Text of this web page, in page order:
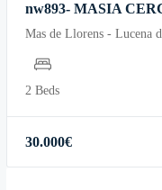
nw893- MASIA
Mas de Llorens - Lucena
2 Beds
30.000€